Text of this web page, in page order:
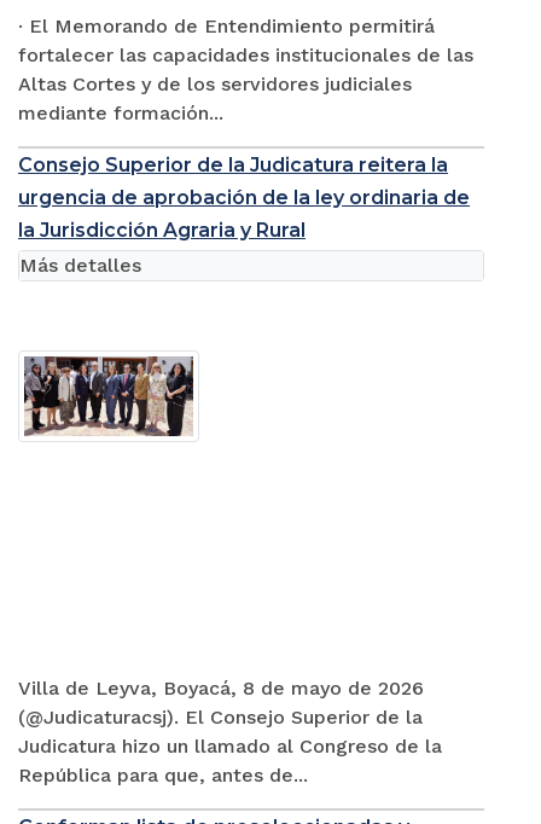
· El Memorando de Entendimiento permitirá
fortalecer las capacidades institucionales de las
Altas Cortes y de los servidores judiciales
mediante formación...
Consejo Superior de la Judicatura reitera la
urgencia de aprobación de la ley ordinaria de
la Jurisdicción Agraria y Rural
Villa de Leyva, Boyacá, 8 de mayo de 2026
(@Judicaturacsj). El Consejo Superior de la
Judicatura hizo un llamado al Congreso de la
República para que, antes de...
Más detalles